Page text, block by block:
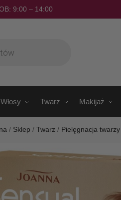
9:00 – 14:00
Włosy Twarz Makijaż
/ Sklep /Twarz / Pielęgnacja twarzy